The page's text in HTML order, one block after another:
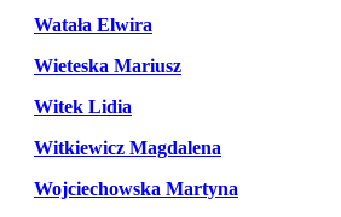
Watała Elwira
Wieteska Mariusz
Witek Lidia
Witkiewicz Magdalena
Wojciechowska Martyna